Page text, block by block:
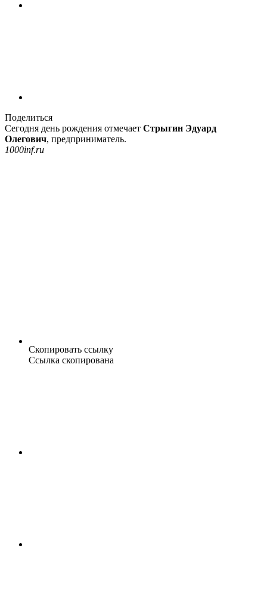
Поделиться
Сегодня день рождения отмечает Стрыгин Эдуард
Олегович, предприниматель.
1000inf.ru
Скопировать ссылку
Ссылка скопирована